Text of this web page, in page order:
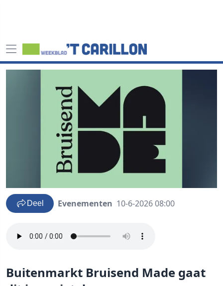
Deel Evenementen 10-6-2026 08:00
Buitenmarkt Bruisend Made gaat